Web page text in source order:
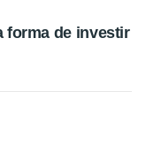
forma de investir